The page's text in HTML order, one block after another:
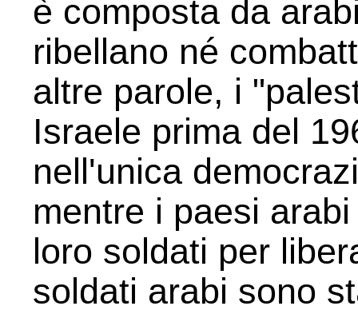
è composta da
ribellano né
altre parole, i
Israele prima del
nell'unica
mentre i paesi
loro soldati per
soldati arabi sono